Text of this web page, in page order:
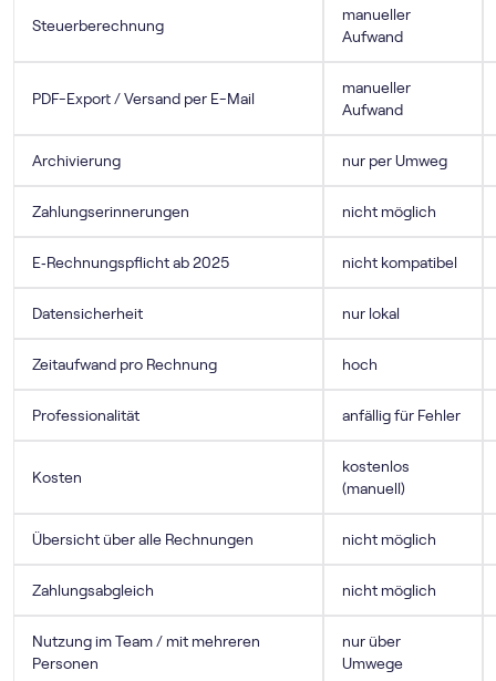
Steuerberechnung
manueller
Aufwand
PDF-Export / Versand per E-Mail
manueller
Aufwand
Archivierung nur per Umweg
Zahlungserinnerungen nicht möglich
E‑Rechnungspflicht ab 2025 nicht kompatibel
Datensicherheit nur lokal
Zeitaufwand pro Rechnung hoch
Professionalität anfällig für Fehler
Kosten
kostenlos
(manuell)
Übersicht über alle Rechnungen nicht möglich
Zahlungsabgleich nicht möglich
Nutzung im Team / mit mehreren
Personen
nur über
Umwege